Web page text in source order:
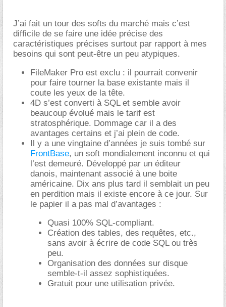
J’ai fait un tour des softs du marché mais c’est
difficile de se faire une idée précise des
caractéristiques précises surtout par rapport à mes
besoins qui sont peut-être un peu atypiques.
FileMaker Pro est exclu : il pourrait convenir
pour faire tourner la base existante mais il
coute les yeux de la tête.
4D s’est converti à SQL et semble avoir
beaucoup évolué mais le tarif est
stratosphérique. Dommage car il a des
avantages certains et j’ai plein de code.
Il y a une vingtaine d’années je suis tombé sur
FrontBase, un soft mondialement inconnu et qui
l’est demeuré. Développé par un éditeur
danois, maintenant associé à une boite
américaine. Dix ans plus tard il semblait un peu
en perdition mais il existe encore à ce jour. Sur
le papier il a pas mal d’avantages :
Quasi 100% SQL-compliant.
Création des tables, des requêtes, etc.,
sans avoir à écrire de code SQL ou très
peu.
Organisation des données sur disque
semble-t-il assez sophistiquées.
Gratuit pour une utilisation privée.